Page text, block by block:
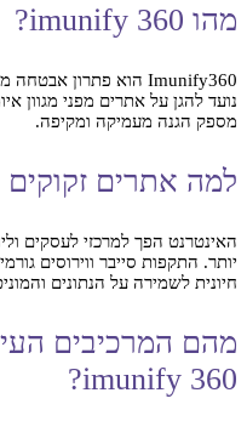
מהו imunify 360?
נועד להגן על אתרים מפני מגוון
מספק הגנה מעמיקה ומקיפה.
למה אתרים
האינטרנט הפך למרכזי לעסקים
יותר. התקפות סייבר ווירוסים
חיונית לשמירה על הנתונים
מהם המרכיבים
imunify 360?